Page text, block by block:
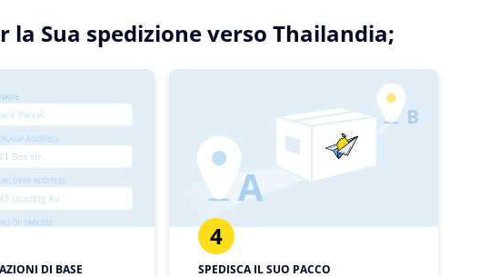
Sua spedizione verso Thailandia;
DI BASE
4
SPEDISCA IL SUO PACCO